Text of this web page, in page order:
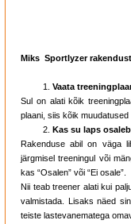
Miks Sportlyzer
Vaata
Sul on alati kõik
plaani, siis kõik
Kas su laps
Rakenduse abil on väga
järgmisel treeningul või
kas “Osalen” või “Ei osale”.
Nii teab treener alati kui
valmistada. Lisaks näed
teiste lastevanematega